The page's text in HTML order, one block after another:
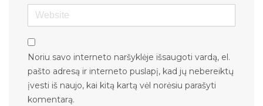
Website
Noriu savo interneto naršyklėje išsaugoti vardą, el.
pašto adresą ir interneto puslapį, kad jų nebereiktų
įvesti iš naujo, kai kitą kartą vėl norėsiu parašyti
komentarą.